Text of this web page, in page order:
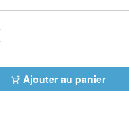
Ajouter au panier